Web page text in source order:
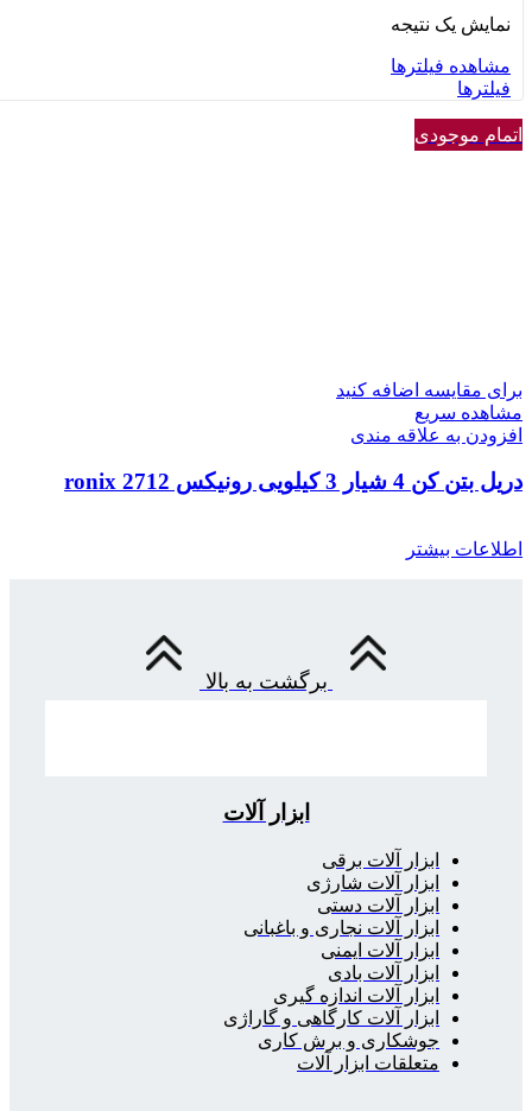
نمایش یک نتیجه
مشاهده فیلترها
فیلترها
اتمام موجودی
برای مقایسه اضافه کنید
مشاهده سریع
افزودن به علاقه مندی
دریل بتن کن 4 شیار 3 کیلویی رونیکس ronix 2712
اطلاعات بیشتر
برگشت به بالا
ابزار آلات
ابزار آلات برقی
ابزار آلات شارژی
ابزار آلات دستی
ابزار آلات نجاری و باغبانی
ابزار آلات ایمنی
ابزار آلات بادی
ابزار آلات اندازه گیری
ابزار آلات کارگاهی و گاراژی
جوشکاری و برش کاری
متعلقات ابزار آلات